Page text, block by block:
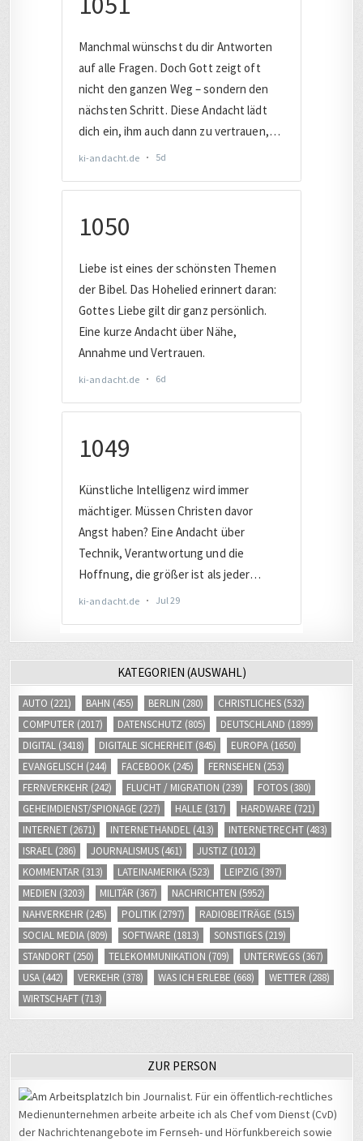
KATEGORIEN (AUSWAHL)
AUTO (221) BAHN (455) BERLIN (280) CHRISTLICHES (532)
COMPUTER (2017) DATENSCHUTZ (805) DEUTSCHLAND (1899)
DIGITAL (3418) DIGITALE SICHERHEIT (845) EUROPA (1650)
EVANGELISCH (244) FACEBOOK (245) FERNSEHEN (253)
FERNVERKEHR (242) FLUCHT / MIGRATION (239) FOTOS (380)
GEHEIMDIENST/SPIONAGE (227) HALLE (317) HARDWARE (721)
INTERNET (2671) INTERNETHANDEL (413) INTERNETRECHT (483)
ISRAEL (286) JOURNALISMUS (461) JUSTIZ (1012)
KOMMENTAR (313) LATEINAMERIKA (523) LEIPZIG (397)
MEDIEN (3203) MILITÄR (367) NACHRICHTEN (5952)
NAHVERKEHR (245) POLITIK (2797) RADIOBEITRÄGE (515)
SOCIAL MEDIA (809) SOFTWARE (1813) SONSTIGES (219)
STANDORT (250) TELEKOMMUNIKATION (709) UNTERWEGS (367)
USA (442) VERKEHR (378) WAS ICH ERLEBE (668) WETTER (288)
WIRTSCHAFT (713)
ZUR PERSON
Ich bin Journalist. Für ein öffentlich-rechtliches
Medienunternehmen arbeite arbeite ich als Chef vom Dienst (CvD)
der Nachrichtenangebote im Fernseh- und Hörfunkbereich sowie